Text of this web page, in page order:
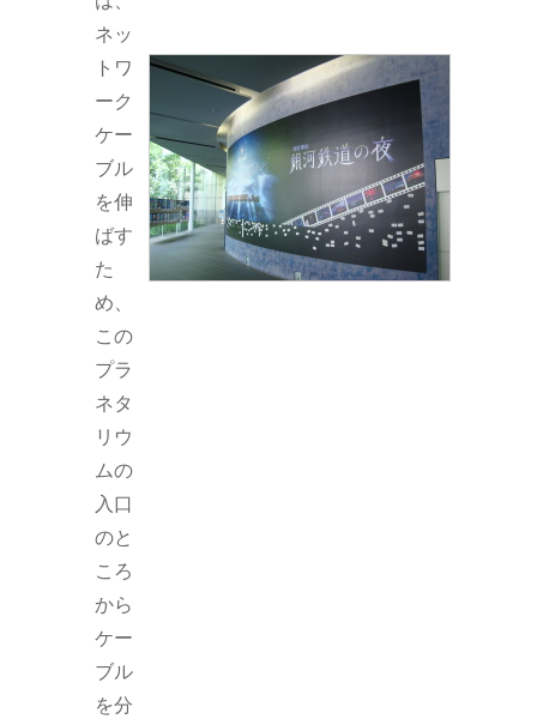
ネッ
トワ
ーク
ケー
ブル
を伸
ばす
た
め、
この
プラ
ネタ
リウ
ムの
入口
のと
ころ
から
ケー
ブル
を分